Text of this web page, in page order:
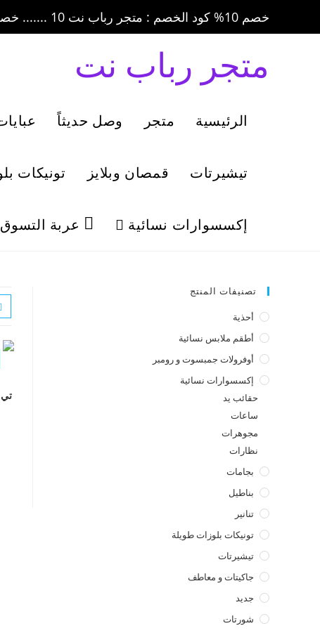
خصم 10% كود الخصم : متجر رباب نت 10 ....... خصم 20% كود الخصم : متجر رباب نت 20
متجر رباب نت
الرئيسية متجر وصل حديثاً
تيشيرتات قمصان وبلايز تونيكات
إكسسوارات نسائية عربة التسوق
تصنيفات المنتج
أحذية
أطقم ملابس نسائية
أوفرولات جمبسوت و رومبر
إكسسوارات نسائية
حقائب يد
ساعات
مجوهرات
نظارات
بجامات
بناطيل
تنانير
تونيكات بلوزات طويلة
تيشيرتات
جاكيتات و معاطف
جديد
شورتات